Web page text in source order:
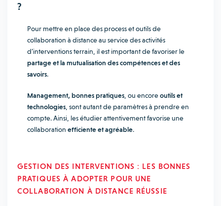
?
Pour mettre en place des process et outils de
collaboration à distance au service des activités
d’interventions terrain, il est important de favoriser le
partage et la mutualisation des compétences et des
savoirs.
Management, bonnes pratiques , ou encoreoutils et
technologies , sont autant de paramètres à prendre en
compte. Ainsi, les étudier attentivement favorise une
collaboration efficiente et agréable.
GESTION DES INTERVENTIONS : LES BONNES
PRATIQUES À ADOPTER POUR UNE
COLLABORATION À DISTANCE RÉUSSIE